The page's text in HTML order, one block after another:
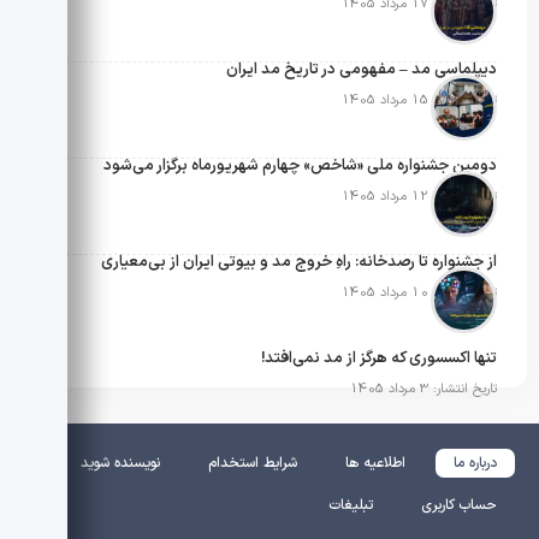
دیپلماسی مد – مفهومی در تاریخ مد ایران
تاریخ انتشار: 15 مرداد 1405
دومین جشنواره ملی «شاخص» چهارم شهریورماه برگزار می‌شود
تاریخ انتشار: 12 مرداد 1405
از جشنواره تا رصدخانه: راهِ خروج مد و بیوتی ایران از بی‌معیاری
تاریخ انتشار: 10 مرداد 1405
تنها اکسسوری که هرگز از مد نمی‌افتد!
تاریخ انتشار: 3 مرداد 1405
درباره ما اطلاعیه ها شرایط استخدام
نویسنده شوید
حساب کاربری
تبلیغات